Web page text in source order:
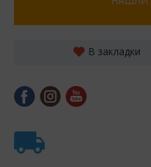
В закладки